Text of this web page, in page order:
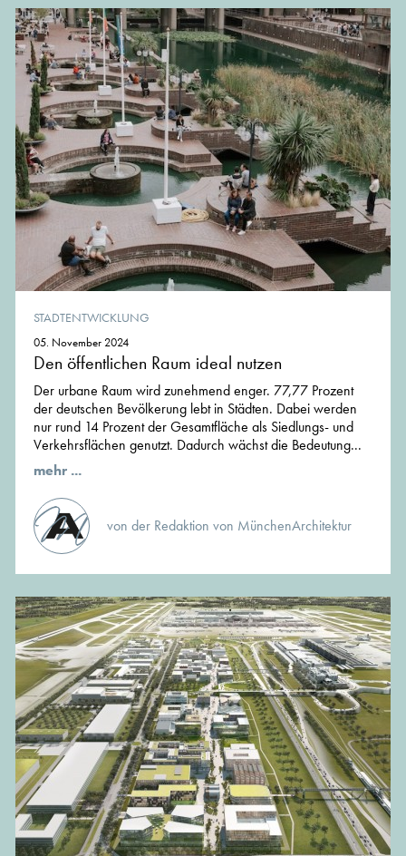
STADTENTWICKLUNG
05. November 2024
Den öffentlichen Raum ideal nutzen
Der urbane Raum wird zunehmend enger. 77,77 Prozent
der deutschen Bevölkerung lebt in Städten. Dabei werden
nur rund 14 Prozent der Gesamtfläche als Siedlungs- und
Verkehrsflächen genutzt. Dadurch wächst die Bedeutung...
mehr ...
von der Redaktion von MünchenArchitektur